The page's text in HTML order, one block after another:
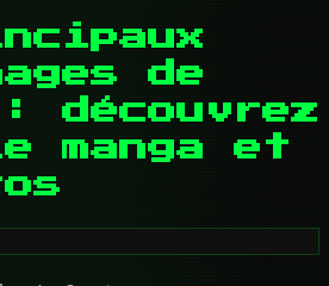
de
découvrez
manga et